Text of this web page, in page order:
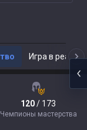
Игра в
120/ 173
Чемпионы мастерства